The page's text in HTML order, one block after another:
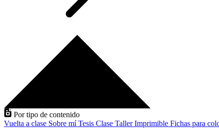
Por tipo de contenido
Vuelta a clase Sobre míTesis Clase TallerImprimible Fichas para